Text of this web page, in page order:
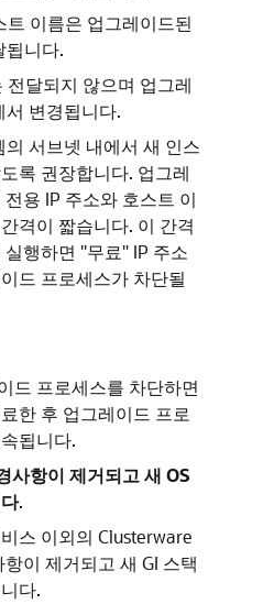
트 이름은 업그레이드된
됩니다.
전달되지 않으며 업그레
서 변경됩니다.
서브넷 내에서 새 인스
록 권장합니다. 업그레
용 IP 주소와 호스트 이
격이 짧습니다. 이 간격
행하면 "무료" IP 주소
드 프로세스가 차단될
드 프로세스를 차단하면
한 후 업그레이드 프로
됩니다.
사항이 제거되고 새 OS
.
스 이외의 Clusterware
이 제거되고 새 GI 스택
다.